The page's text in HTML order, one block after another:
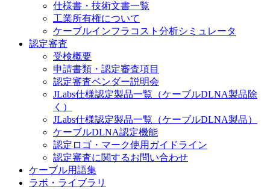
仕様書・技術文書一覧
工業所有権について
ケーブルインフラコスト分析シミュレータ
認定審査
受検概要
申請書類・認定審査項目
認定審査ベンダー説明会
JLabs仕様認定製品一覧（ケーブルDLNA製品除
く）
JLabs仕様認定製品一覧（ケーブルDLNA製品）
ケーブルDLNA認定機能
認定ロゴ・マーク使用ガイドライン
認定審査に関するお問い合わせ
ケーブル用語集
ラボ・ライブラリ